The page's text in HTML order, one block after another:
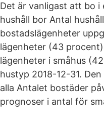
Det är vanligast att bo i
hushåll bor Antal
bostadslägenheter
lägenheter (43
lägenheter i småhus
hustyp 2018-12-31.
alla Antalet bostäder
prognoser i antal för